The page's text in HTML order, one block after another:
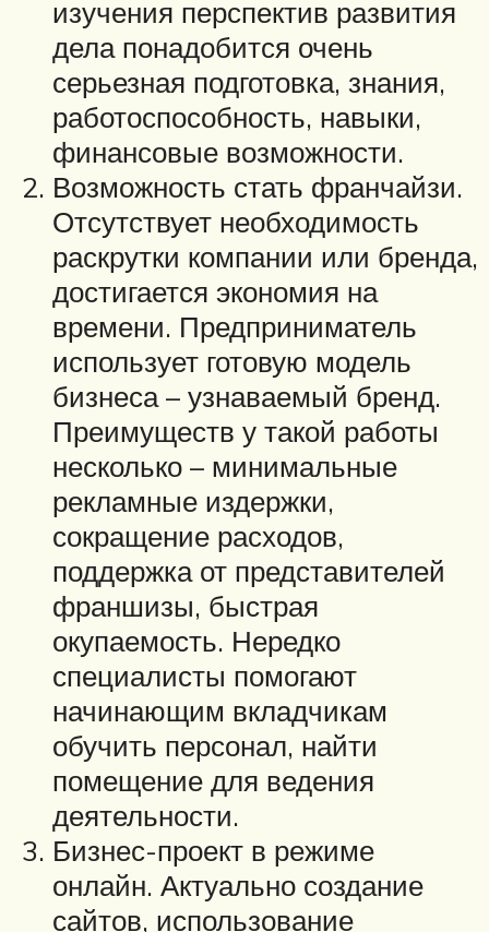
изучения перспектив развития
дела понадобится очень
серьезная подготовка, знания,
работоспособность, навыки,
финансовые возможности.
Возможность стать франчайзи.
Отсутствует необходимость
раскрутки компании или бренда,
достигается экономия на
времени. Предприниматель
использует готовую модель
бизнеса – узнаваемый бренд.
Преимуществ у такой работы
несколько – минимальные
рекламные издержки,
сокращение расходов,
поддержка от представителей
франшизы, быстрая
окупаемость. Нередко
специалисты помогают
начинающим вкладчикам
обучить персонал, найти
помещение для ведения
деятельности.
Бизнес-проект в режиме
онлайн. Актуально создание
сайтов, использование